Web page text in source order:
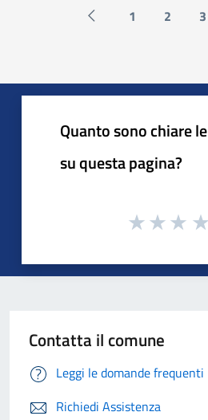
Pagina precedente
1 2 3
Quanto sono chiare
su questa pagina?
Contatta il comune
Leggi le domande frequenti
Richiedi Assistenza